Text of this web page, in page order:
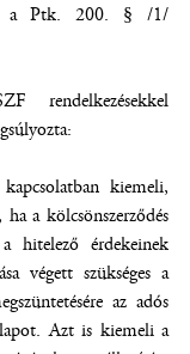
a Ptk. 200. § /1/
rendelkezésekkel
kiemeli,
a kölcsönszerződés
hitelező érdekeinek
végett szükséges a
az adós
Azt is kiemeli a